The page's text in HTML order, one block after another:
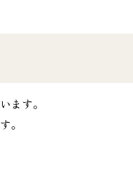
ます。
。